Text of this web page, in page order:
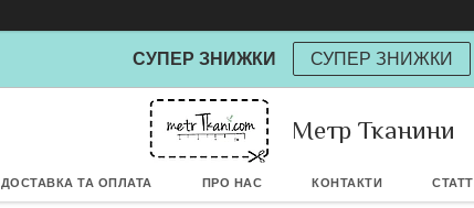
СУПЕР ЗНИЖКИ СУПЕР ЗНИЖКИ
Метр Тканини
ДОСТАВКА ТА ОПЛАТА ПРО НАС КОНТАКТИ